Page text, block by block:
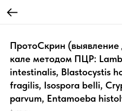
ПротоСкрин
кале методом ПЦР:
intestinalis, Blastocystis
fragilis, Isospora belli,
parvum, Entamoeba